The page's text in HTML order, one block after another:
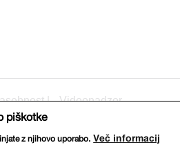
| Videonadzor
piškotke
z njihovo uporabo. Več informacij